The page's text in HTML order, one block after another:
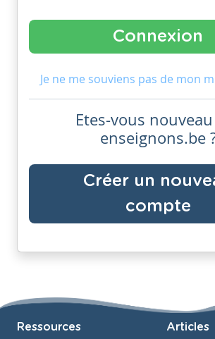
Je ne me souviens pas de mon
Etes-vous
enseignons.be
Créer un
compte
Ressources Articles